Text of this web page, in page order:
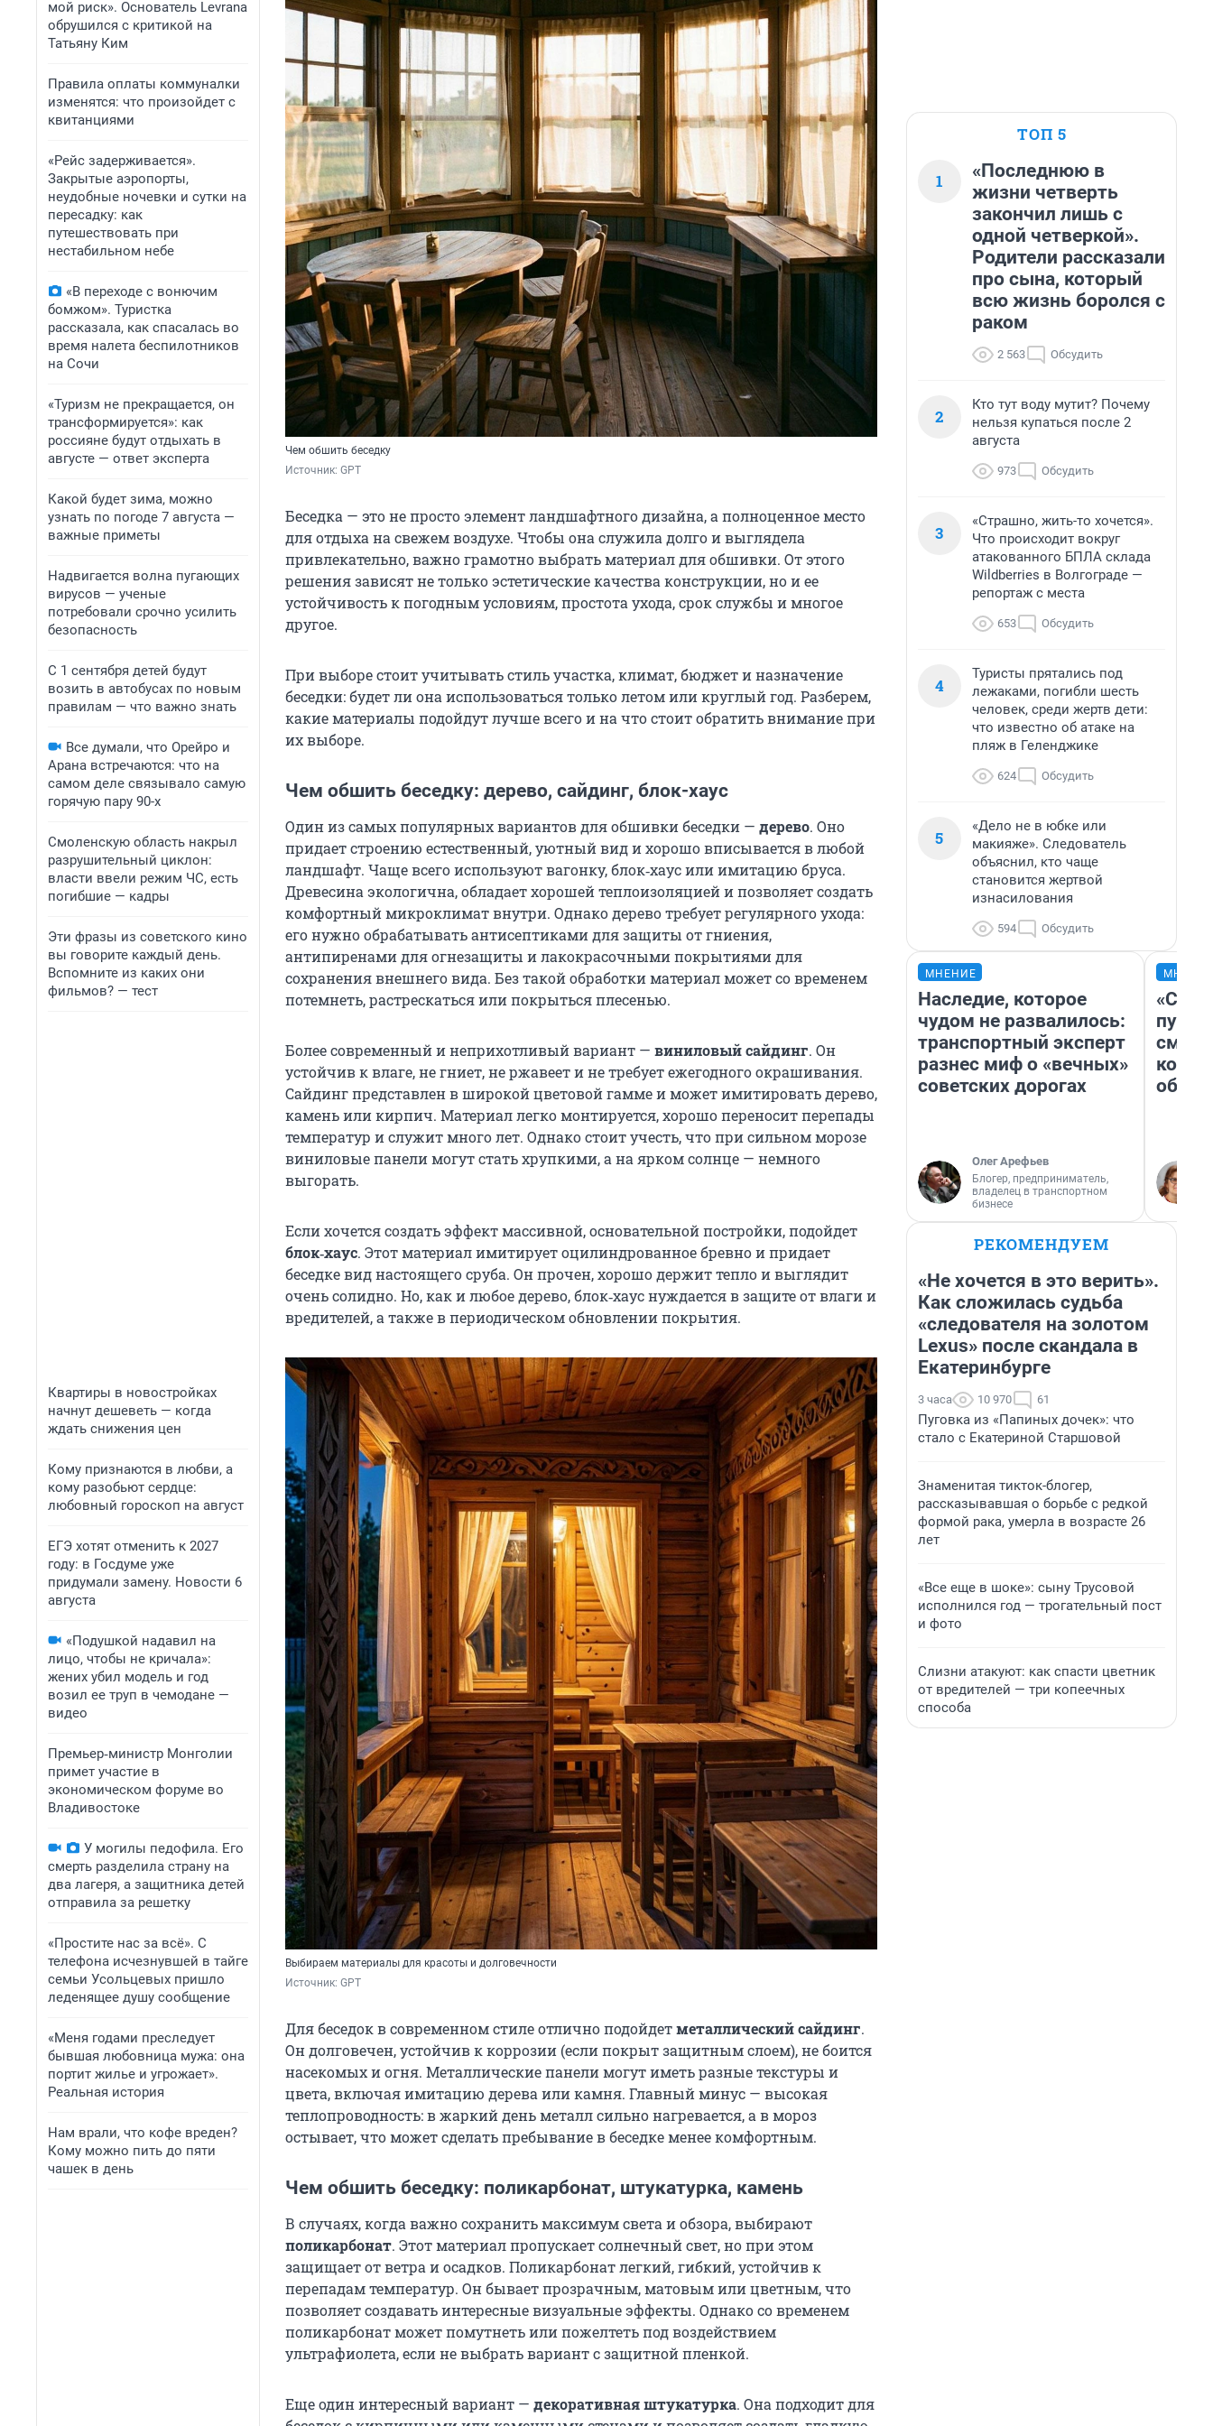
мой риск». Основатель Levrana
обрушился с критикой на
Татьяну Ким
Правила оплаты коммуналки
изменятся: что произойдет с
квитанциями
«Рейс задерживается».
Закрытые аэропорты,
неудобные ночевки и сутки на
пересадку: как
путешествовать при
нестабильном небе
«В переходе с вонючим
бомжом». Туристка
рассказала, как спасалась во
время налета беспилотников
на Сочи
«Туризм не прекращается, он
трансформируется»: как
россияне будут отдыхать в
августе — ответ эксперта
Какой будет зима, можно
узнать по погоде 7 августа —
важные приметы
Надвигается волна пугающих
вирусов — ученые
потребовали срочно усилить
безопасность
С 1 сентября детей будут
возить в автобусах по новым
правилам — что важно знать
Все думали, что Орейро и
Арана встречаются: что на
самом деле связывало самую
горячую пару 90-х
Смоленскую область накрыл
разрушительный циклон:
власти ввели режим ЧС, есть
погибшие — кадры
Эти фразы из советского кино
вы говорите каждый день.
Вспомните из каких они
фильмов? — тест
Квартиры в новостройках
начнут дешеветь — когда
ждать снижения цен
Кому признаются в любви, а
кому разобьют сердце:
любовный гороскоп на август
ЕГЭ хотят отменить к 2027
году: в Госдуме уже
придумали замену. Новости 6
августа
«Подушкой надавил на
лицо, чтобы не кричала»:
жених убил модель и год
возил ее труп в чемодане —
видео
Премьер‑министр Монголии
примет участие в
экономическом форуме во
Владивостоке
У могилы педофила. Его
смерть разделила страну на
два лагеря, а защитника детей
отправила за решетку
«Простите нас за всё». С
телефона исчезнувшей в тайге
семьи Усольцевых пришло
леденящее душу сообщение
«Меня годами преследует
бывшая любовница мужа: она
портит жилье и угрожает».
Реальная история
Нам врали, что кофе вреден?
Кому можно пить до пяти
чашек в день
Чем обшить беседку
Источник: GPT
Беседка — это не просто элемент ландшафтного дизайна, а полноценное место
для отдыха на свежем воздухе. Чтобы она служила долго и выглядела
привлекательно, важно грамотно выбрать материал для обшивки. От этого
решения зависят не только эстетические качества конструкции, но и ее
устойчивость к погодным условиям, простота ухода, срок службы и многое
другое.
При выборе стоит учитывать стиль участка, климат, бюджет и назначение
беседки: будет ли она использоваться только летом или круглый год. Разберем,
какие материалы подойдут лучше всего и на что стоит обратить внимание при
их выборе.
Чем обшить беседку: дерево, сайдинг, блок-хаус
Один из самых популярных вариантов для обшивки беседки — дерево. Оно
придает строению естественный, уютный вид и хорошо вписывается в любой
ландшафт. Чаще всего используют вагонку, блок‑хаус или имитацию бруса.
Древесина экологична, обладает хорошей теплоизоляцией и позволяет создать
комфортный микроклимат внутри. Однако дерево требует регулярного ухода:
его нужно обрабатывать антисептиками для защиты от гниения,
антипиренами для огнезащиты и лакокрасочными покрытиями для
сохранения внешнего вида. Без такой обработки материал может со временем
потемнеть, растрескаться или покрыться плесенью.
Более современный и неприхотливый вариант — виниловый сайдинг. Он
устойчив к влаге, не гниет, не ржавеет и не требует ежегодного окрашивания.
Сайдинг представлен в широкой цветовой гамме и может имитировать дерево,
камень или кирпич. Материал легко монтируется, хорошо переносит перепады
температур и служит много лет. Однако стоит учесть, что при сильном морозе
виниловые панели могут стать хрупкими, а на ярком солнце — немного
выгорать.
Если хочется создать эффект массивной, основательной постройки, подойдет
блок‑хаус. Этот материал имитирует оцилиндрованное бревно и придает
беседке вид настоящего сруба. Он прочен, хорошо держит тепло и выглядит
очень солидно. Но, как и любое дерево, блок‑хаус нуждается в защите от влаги и
вредителей, а также в периодическом обновлении покрытия.
Выбираем материалы для красоты и долговечности
Источник: GPT
Для беседок в современном стиле отлично подойдетметаллический сайдинг.
Он долговечен, устойчив к коррозии (если покрыт защитным слоем), не боится
насекомых и огня. Металлические панели могут иметь разные текстуры и
цвета, включая имитацию дерева или камня. Главный минус — высокая
теплопроводность: в жаркий день металл сильно нагревается, а в мороз
остывает, что может сделать пребывание в беседке менее комфортным.
Чем обшить беседку: поликарбонат, штукатурка, камень
В случаях, когда важно сохранить максимум света и обзора, выбирают
поликарбонат. Этот материал пропускает солнечный свет, но при этом
защищает от ветра и осадков. Поликарбонат легкий, гибкий, устойчив к
перепадам температур. Он бывает прозрачным, матовым или цветным, что
позволяет создавать интересные визуальные эффекты. Однако со временем
поликарбонат может помутнеть или пожелтеть под воздействием
ультрафиолета, если не выбрать вариант с защитной пленкой.
Еще один интересный вариант — декоративная штукатурка. Она подходит для
ТОП 5
1
«Последнюю в
жизни четверть
закончил лишь с
одной четверкой».
Родители рассказали
про сына, который
всю жизнь боролся с
раком
2 563 Обсудить
2
Кто тут воду мутит? Почему
нельзя купаться после 2
августа
973 Обсудить
3
«Страшно, жить-то хочется».
Что происходит вокруг
атакованного БПЛА склада
Wildberries в Волгограде —
репортаж с места
653 Обсудить
4
Туристы прятались под
лежаками, погибли шесть
человек, среди жертв дети:
что известно об атаке на
пляж в Геленджике
624 Обсудить
5
«Дело не в юбке или
макияже». Следователь
объяснил, кто чаще
становится жертвой
изнасилования
594 Обсудить
МНЕНИЕ
Наследие, которое
чудом не развалилось:
транспортный эксперт
разнес миф о «вечных»
советских дорогах
Олег Арефьев
Блогер, предприниматель,
владелец в транспортном
бизнесе
РЕКОМЕНДУЕМ
«Не хочется в это верить».
Как сложилась судьба
«следователя на золотом
Lexus» после скандала в
Екатеринбурге
3 часа 10 970 61
Пуговка из «Папиных дочек»: что
стало с Екатериной Старшовой
Знаменитая тикток-блогер,
рассказывавшая о борьбе с редкой
формой рака, умерла в возрасте 26
лет
«Все еще в шоке»: сыну Трусовой
исполнился год — трогательный пост
и фото
Слизни атакуют: как спасти цветник
от вредителей — три копеечных
способа